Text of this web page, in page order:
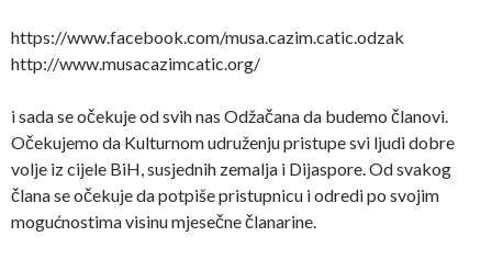
https://www.facebook.com/musa.cazim.catic.odzak
http://www.musacazimcatic.org/
i sada se očekuje od svih nas Odžačana da budemo članovi.
Očekujemo da Kulturnom udruženju pristupe svi ljudi dobre
volje iz cijele BiH, susjednih zemalja i Dijaspore. Od svakog
člana se očekuje da potpiše pristupnicu i odredi po svojim
mogućnostima visinu mjesečne članarine.